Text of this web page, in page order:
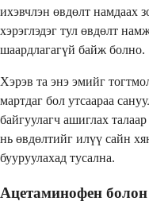
ихэвчлэн өвдөлт намдаах
хэрэглэдэг тул өвдөлт
шаардлагагүй байж болно.
Хэрэв та энэ эмийг
мартдаг бол утсаараа
байгуулагч ашиглах
нь өвдөлтийг илүү сайн
бууруулахад тусална.
Ацетаминофен болон